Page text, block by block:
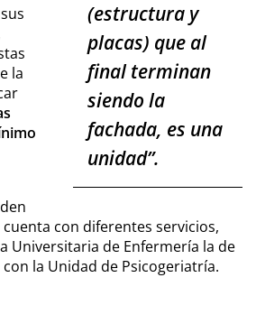
(estructura y
placas) que al
final terminan
siendo la
fachada, es una
unidad”.
la
cuenta con diferentes servicios,
Universitaria de Enfermería la de
la Unidad de Psicogeriatría.